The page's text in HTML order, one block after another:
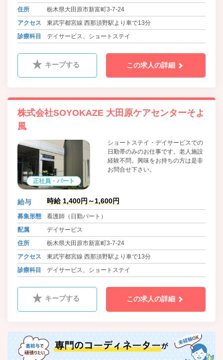
住所
栃木県大田原市新富町3-7-24
アクセス
東武宇都宮線 西那須野駅より車で13分
診療科目
デイサービス、ショートステイ
キープする この求人の詳細
株式会社SOYOKAZE 大田原ケアセンターそよ
風
正社員・パート
ショートステイ・デイサービスでの
日勤帯のみのお仕事です。老人施設
経験不問。興味をお持ちの方は是非
お問合せ下さい。
給与 時給 1,400円～1,600円
募集形態
看護師（日勤パート）
配属
デイサービス
住所
栃木県大田原市新富町3-7-24
アクセス
東武宇都宮線 西那須野駅より車で13分
診療科目
デイサービス、ショートステイ
キープする この求人の詳細